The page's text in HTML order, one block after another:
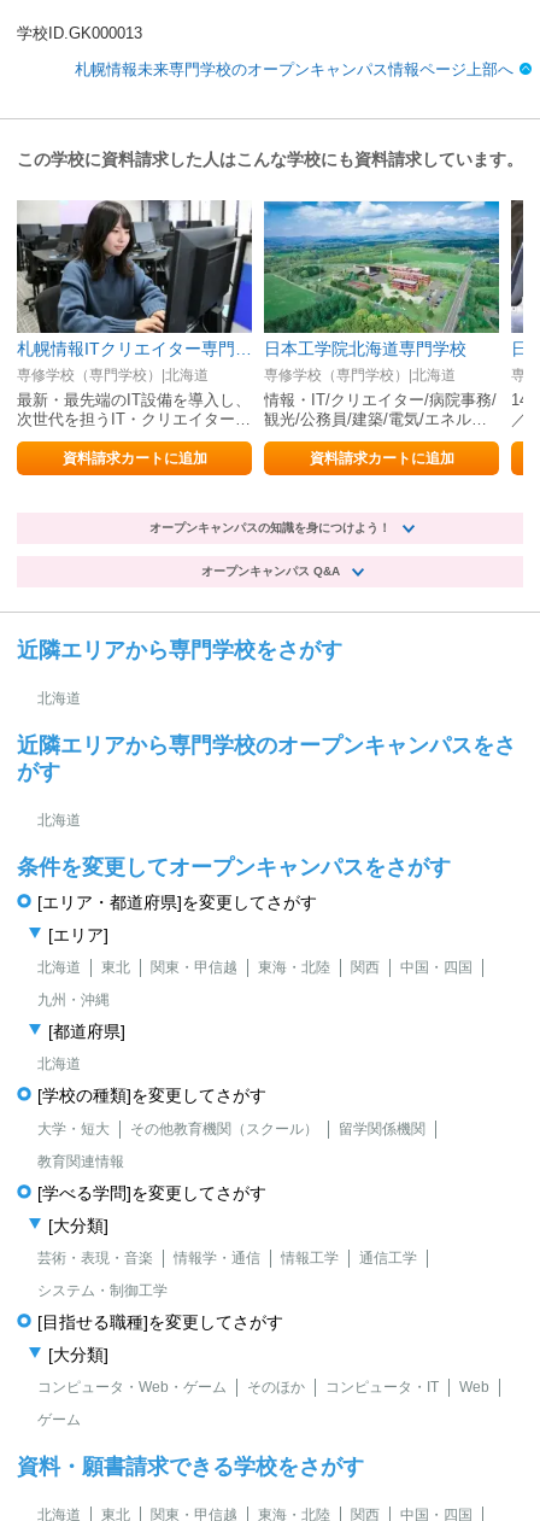
学校ID.GK000013
札幌情報未来専門学校のオープンキャンパス情報ページ上部へ
この学校に資料請求した人はこんな学校にも資料請求しています。
専修学校（専門学校）|北海道
最新・最先端のIT設備を導入し、
次世代を担うIT・クリエイターを
育成します／札幌駅から徒歩5分
資料請求カートに追加
日本工学院北海道専門学校
専修学校（専門学校）|北海道
情報・IT/クリエイター/病院事務/
観光/公務員/建築/電気/エネルギ
ー/自動車整備の総合専門学校。
資料請求カートに追加
専
14
／
重
オープンキャンパスの知識を身につけよう！
オープンキャンパス Q&A
近隣エリアから専門学校をさがす
北海道
近隣エリアから専門学校のオープンキャンパスをさ
がす
北海道
条件を変更してオープンキャンパスをさがす
[エリア・都道府県]を変更してさがす
[エリア]
北海道 東北 関東・甲信越 東海・北陸 関西
中国・四国
九州・沖縄
[都道府県]
北海道
[学校の種類]を変更してさがす
大学・短大 その他教育機関（スクール）
留学関係機関
教育関連情報
[学べる学問]を変更してさがす
[大分類]
芸術・表現・音楽 情報学・通信 情報工学
通信工学
システム・制御工学
[目指せる職種]を変更してさがす
[大分類]
コンピュータ・Web・ゲーム そのほか コンピュータ・IT
Web
ゲーム
資料・願書請求できる学校をさがす
北海道 東北 関東・甲信越 東海・北陸 関西 中国・四国